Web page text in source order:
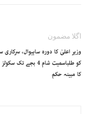
اگلا مضمون
وزیر اعلیٰ کا دورہ ساہیوال، سرکاری
کو طلباسمیت شام 4
کا مبینہ حکم